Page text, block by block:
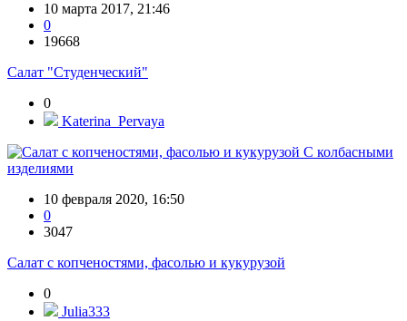
10 марта 2017, 21:46
0
19668
Салат "Студенческий"
0
Katerina_Pervaya
С колбасными
изделиями
10 февраля 2020, 16:50
0
3047
Салат с копченостями, фасолью и кукурузой
0
Julia333